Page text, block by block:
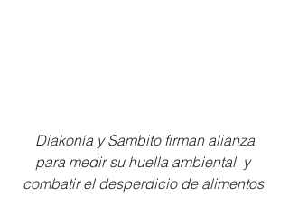
Diakonía y Sambito firman alianza
para medir su huella ambiental  y
combatir el desperdicio de alimentos